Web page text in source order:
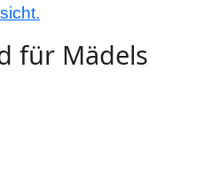
für Mädels